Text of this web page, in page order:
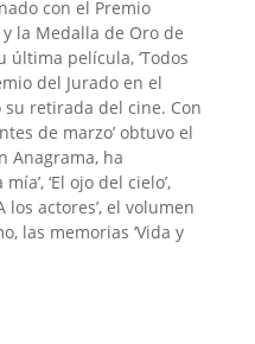
con el Premio
la Medalla de Oro de
última película, ‘Todos
del Jurado en el
su retirada del cine. Con
de marzo’ obtuvo el
Anagrama, ha
‘El ojo del cielo’,
los actores’, el volumen
las memorias ‘Vida y